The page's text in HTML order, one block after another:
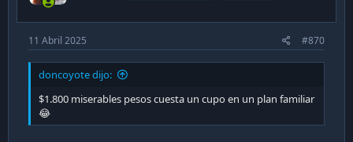
11 Abril 2025 #870
doncoyote dijo:
$1.800 miserables pesos cuesta un cupo en un plan familiar
😂